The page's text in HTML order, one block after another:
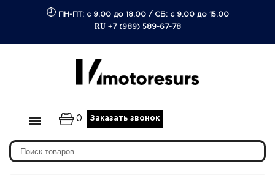
ПН-ПТ: с 9.00 до 18.00/ СБ: с 9.00 до 15.00
RU +7 (989) 589-67-78
0 Заказать звонок